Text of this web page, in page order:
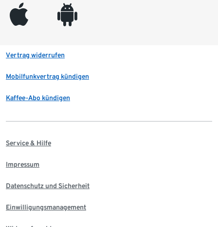
appleinc android
Vertrag widerrufen
Mobilfunkvertrag kündigen
Kaffee-Abo kündigen
Service & Hilfe
Impressum
Datenschutz und Sicherheit
Einwilligungsmanagement